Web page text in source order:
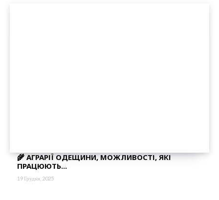
🌾 АГРАРІЇ ОДЕЩИНИ, МОЖЛИВОСТІ, ЯКІ
ПРАЦЮЮТЬ...
19 Грудня, 2025